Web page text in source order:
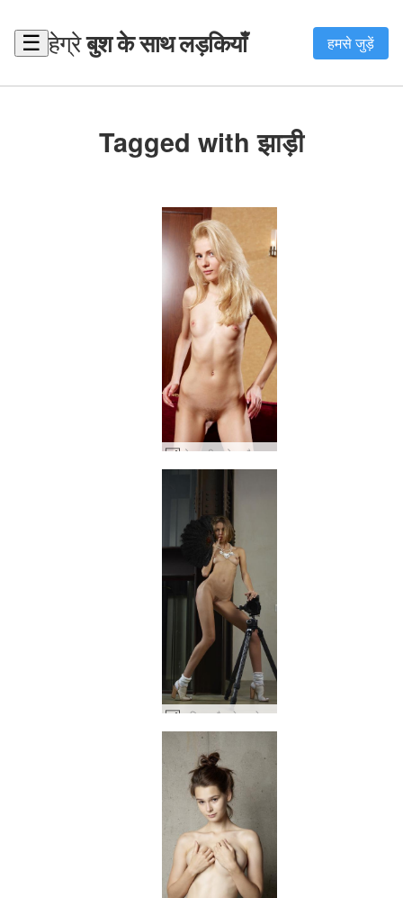
☰ हेग्रेबुश के साथ लड़कियाँ हमसे जुड़ें
Tagged with झाड़ी
ओल्गा डी। गोरा और सुंदर #31
आलिया ब्लैक फेदर सेल्फ पोर्ट्रेट्स #44